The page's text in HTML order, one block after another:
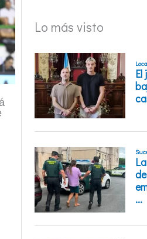
Lo más visto